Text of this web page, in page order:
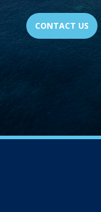
CONTACT US